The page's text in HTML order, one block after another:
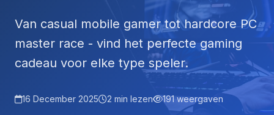
Van casual mobile gamer tot hardcore PC
master race - vind het perfecte gaming
cadeau voor elke type speler.
16 December 2025 2 min lezen 191 weergaven